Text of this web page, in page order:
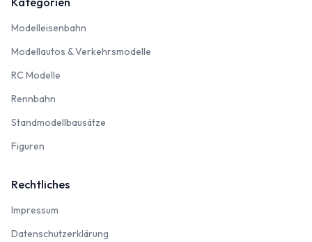
Modelleisenbahn
Modellautos & Verkehrsmodelle
RC Modelle
Rennbahn
Standmodellbausätze
Figuren
Rechtliches
Impressum
Datenschutzerklärung